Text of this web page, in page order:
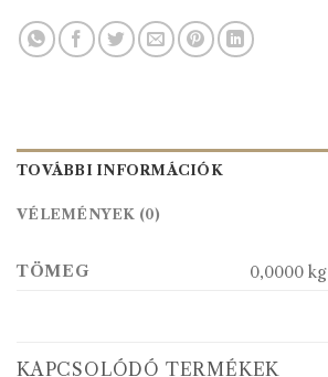
TOVÁBBI INFORMÁCIÓK
VÉLEMÉNYEK (0)
TÖMEG 0,0000 kg
KAPCSOLÓDÓ TERMÉKEK